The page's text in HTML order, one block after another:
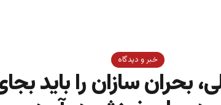
خبر و دیدگاه
بحران سازان را باید